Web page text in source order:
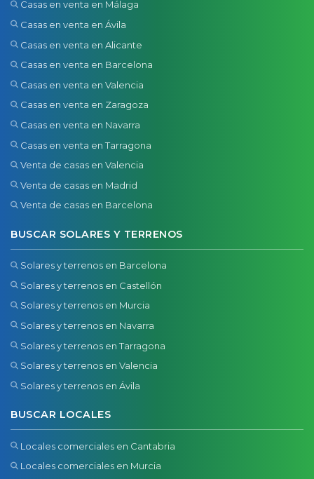
Casas en venta en Málaga
Casas en venta en Ávila
Casas en venta en Alicante
Casas en venta en Barcelona
Casas en venta en Valencia
Casas en venta en Zaragoza
Casas en venta en Navarra
Casas en venta en Tarragona
Venta de casas en Valencia
Venta de casas en Madrid
Venta de casas en Barcelona
BUSCAR SOLARES Y TERRENOS
Solares y terrenos en Barcelona
Solares y terrenos en Castellón
Solares y terrenos en Murcia
Solares y terrenos en Navarra
Solares y terrenos en Tarragona
Solares y terrenos en Valencia
Solares y terrenos en Ávila
BUSCAR LOCALES
Locales comerciales en Cantabria
Locales comerciales en Murcia